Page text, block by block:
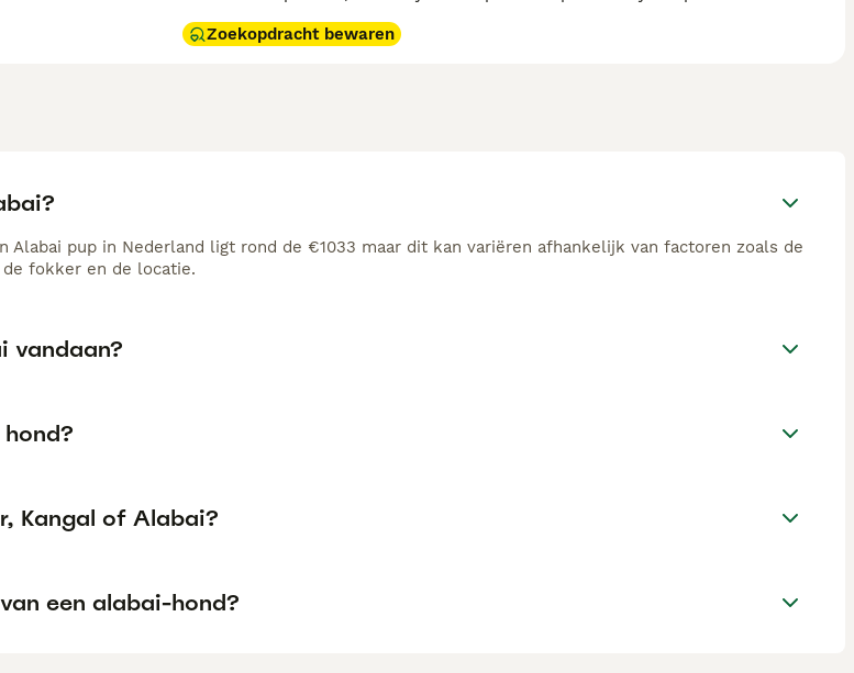
Zoekopdracht bewaren
Alabai pup in Nederland ligt rond de €1033 maar dit kan variëren afhankelijk van factoren zoals de
fokker en de locatie.
vandaan?
Kangal of Alabai?
een alabai-hond?